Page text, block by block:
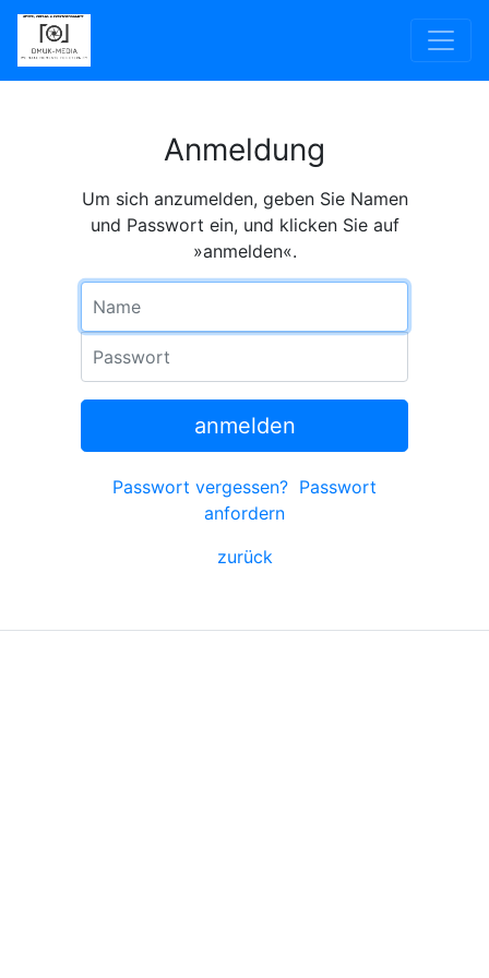
Anmeldung
Um sich anzumelden, geben Sie Namen
und Passwort ein, und klicken Sie auf
»anmelden«.
anmelden
Passwort vergessen? Passwort
anfordern
zurück